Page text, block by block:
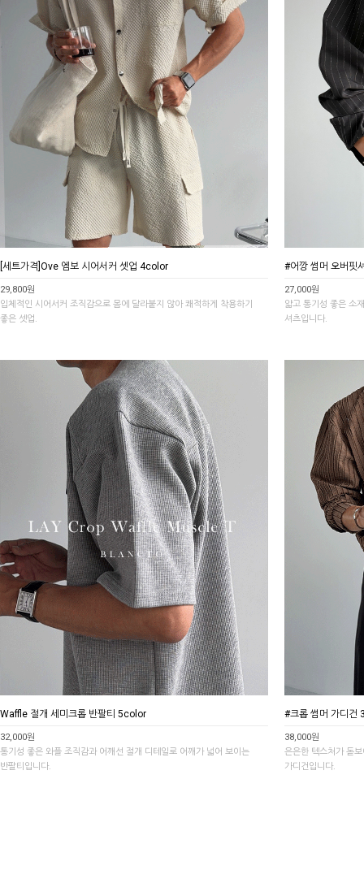
[세트가격]Ove 엠보 시어서커 셋업 4color
29,800원
입체적인 시어서커 조직감으로 몸에 달라붙지 않아 쾌적하게 착용하기
좋은 셋업.
#어깡 썸머 오버핏
27,000원
얇고 통기성 좋은 소
셔츠입니다.
Waffle 절개 세미크롭 반팔티 5color
32,000원
통기성 좋은 와플 조직감과 어깨선 절개 디테일로 어깨가 넓어 보이는
반팔티입니다.
#크롭 썸머 가디건
38,000원
은은한 텍스처가 돋
가디건입니다.